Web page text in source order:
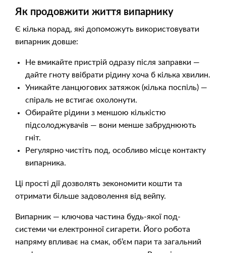
Як продовжити життя випарнику
Є кілька порад, які допоможуть використовувати
випарник довше:
Не вмикайте пристрій одразу після заправки —
дайте гноту ввібрати рідину хоча б кілька хвилин.
Уникайте ланцюгових затяжок (кілька поспіль) —
спіраль не встигає охолонути.
Обирайте рідини з меншою кількістю
підсолоджувачів — вони менше забруднюють
гніт.
Регулярно чистіть под, особливо місце контакту
випарника.
Ці прості дії дозволять зекономити кошти та
отримати більше задоволення від вейпу.
Випарник — ключова частина будь-якої под-
системи чи електронної сигарети. Його робота
напряму впливає на смак, об’єм пари та загальний